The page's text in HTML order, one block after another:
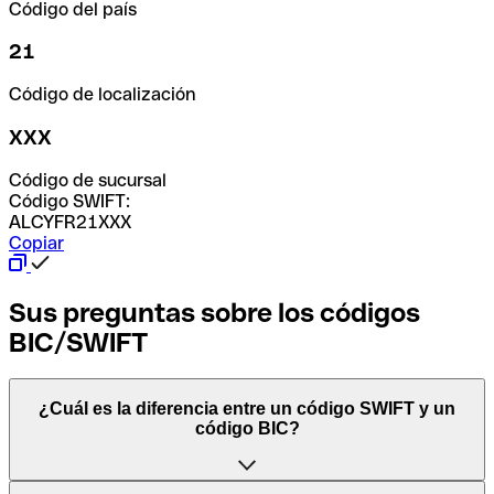
Código del país
21
Código de localización
XXX
Código de sucursal
Código SWIFT:
ALCYFR21XXX
Copiar
Sus preguntas sobre los códigos
BIC/SWIFT
¿Cuál es la diferencia entre un código SWIFT y un
código BIC?